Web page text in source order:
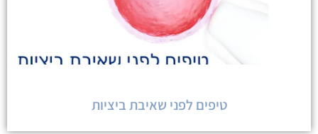
טיפים לפני שאיבת ביציות